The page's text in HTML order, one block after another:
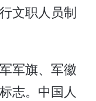
文职人员制
军旗、军徽
志。中国人